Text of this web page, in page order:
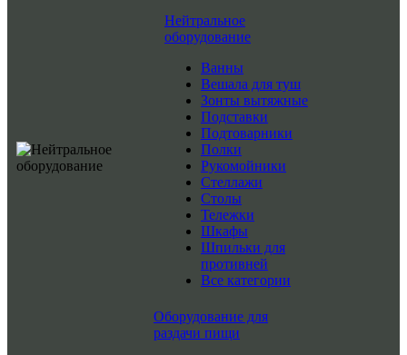
Нейтральное
оборудование
Ванны
Вешала для туш
Зонты вытяжные
Подставки
Подтоварники
Полки
Рукомойники
Стеллажи
Столы
Тележки
Шкафы
Шпильки для
противней
Все категории
Оборудование для
раздачи пищи